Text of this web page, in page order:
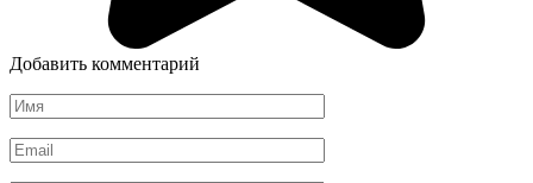
Добавить комментарий
Имя
*
Email
*